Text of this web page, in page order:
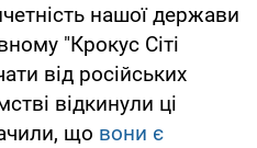
нашої держави
"Крокус Сіті
від російських
відкинули ці
що вони є